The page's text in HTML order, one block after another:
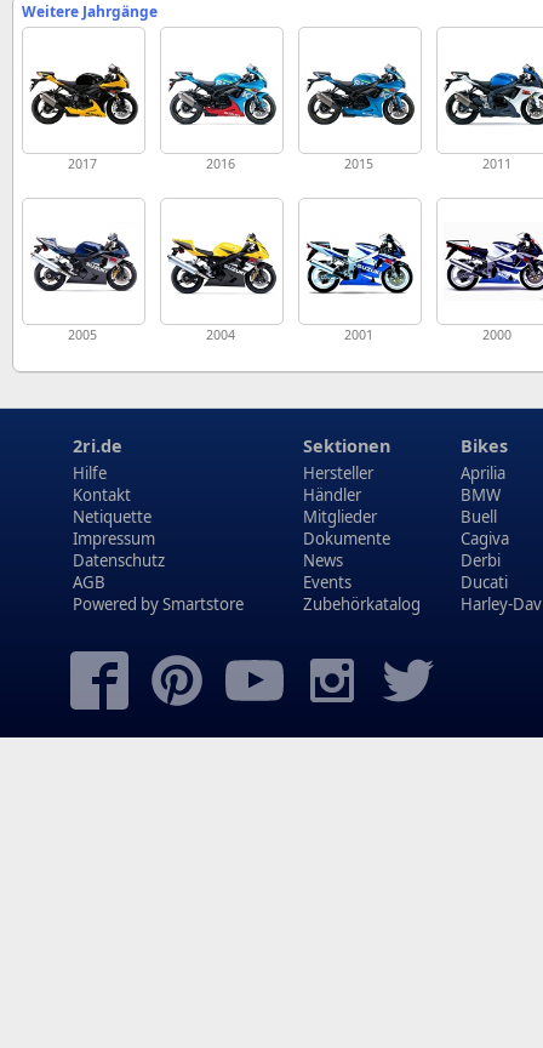
Weitere Jahrgänge
2017 2016 2015 2011
2005 2004 2001 2000
2ri.de
Hilfe
Kontakt
Netiquette
Impressum
Datenschutz
AGB
Powered bySmartstore
Sektionen
Hersteller
Händler
Mitglieder
Dokumente
News
Events
Zubehörkatalog
Bikes
Aprilia
BMW
Buell
Cagiva
Derbi
Ducati
Harley-